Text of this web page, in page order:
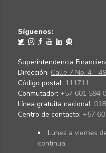
Síguenos:
Superintendencia
Dirección: Calle 7 No. 4 -
Código postal: 111711
Conmutador: +57 601 594
Línea gratuita nacional:
Centro de contacto: +57
Lunes a viernes
continua.